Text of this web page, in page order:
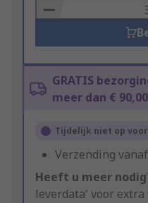
Basket
GRATIS
meer dan € 90,00
Tijdelijk niet op
Verzending vanaf
Heeft u meer
leverdata' voor